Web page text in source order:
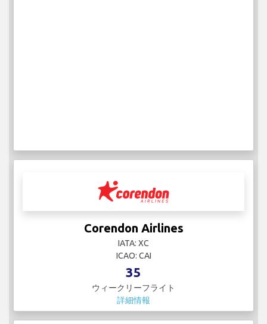
Corendon Airlines
IATA: XC
ICAO: CAI
35
ウィークリーフライト
詳細情報